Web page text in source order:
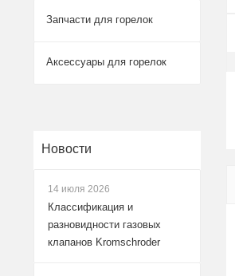
Запчасти для горелок
Аксессуары для горелок
Новости
14 июля 2026
Классификация и
разновидности газовых
клапанов Kromschroder